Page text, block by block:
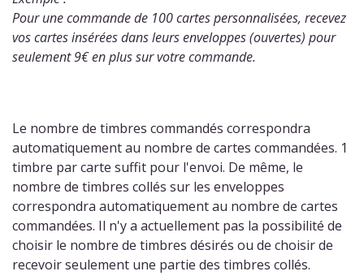
Pour une commande de 100 cartes personnalisées, recevez
vos cartes insérées dans leurs enveloppes (ouvertes) pour
seulement 9€ en plus sur votre commande.
Le nombre de timbres commandés correspondra
automatiquement au nombre de cartes commandées. 1
timbre par carte suffit pour l'envoi. De même, le
nombre de timbres collés sur les enveloppes
correspondra automatiquement au nombre de cartes
commandées. Il n'y a actuellement pas la possibilité de
choisir le nombre de timbres désirés ou de choisir de
recevoir seulement une partie des timbres collés.